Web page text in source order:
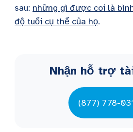
sau: những gì được coi là
độ tuổi cụ thể của họ.
Nhận hỗ trợ
(877) 778-